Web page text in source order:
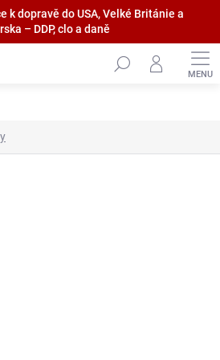
k dopravě do USA, Velké Británie a
– DDP, clo a daně